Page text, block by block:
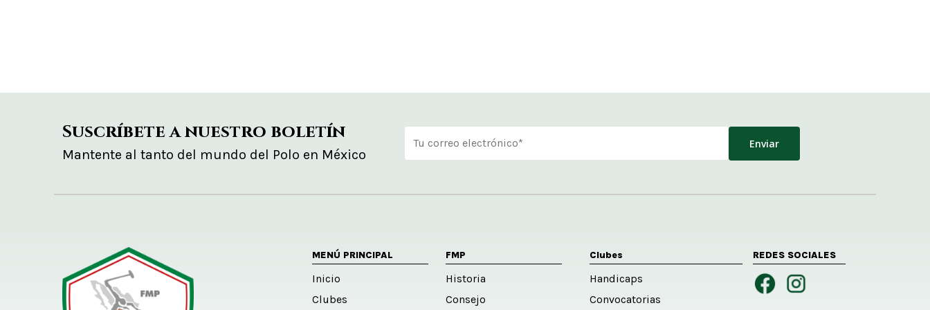
Suscríbete a nuestro boletín
Mantente al tanto del mundo del Polo en México
MENÚ PRINCIPAL
Inicio
Clubes
FMP
Historia
Consejo
Clubes
Handicaps
Convocatorias
REDES SOCIALES